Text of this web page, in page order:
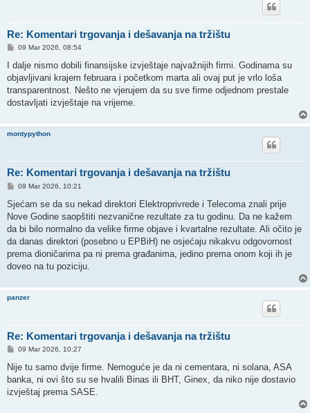
Re: Komentari trgovanja i dešavanja na tržištu
P
s
09 Mar 2026, 08:54
I dalje nismo dobili finansijske izvještaje najvažnijih firmi. Godinama su
objavljivani krajem februara i početkom marta ali ovaj put je vrlo loša
transparentnost. Nešto ne vjerujem da su sve firme odjednom prestale
dostavljati izvještaje na vrijeme.
montypython
Re: Komentari trgovanja i dešavanja na tržištu
P
s
09 Mar 2026, 10:21
Sjećam se da su nekad direktori Elektroprivrede i Telecoma znali prije
Nove Godine saopštiti nezvanične rezultate za tu godinu. Da ne kažem
da bi bilo normalno da velike firme objave i kvartalne rezultate. Ali očito je
da danas direktori (posebno u EPBiH) ne osjećaju nikakvu odgovornost
prema dioničarima pa ni prema građanima, jedino prema onom koji ih je
doveo na tu poziciju.
panzer
Re: Komentari trgovanja i dešavanja na tržištu
P
s
t
09 Mar 2026, 10:27
Nije tu samo dvije firme. Nemoguće je da ni cementara, ni solana, ASA
banka, ni ovi što su se hvalili Binas ili BHT, Ginex, da niko nije dostavio
izvještaj prema SASE.